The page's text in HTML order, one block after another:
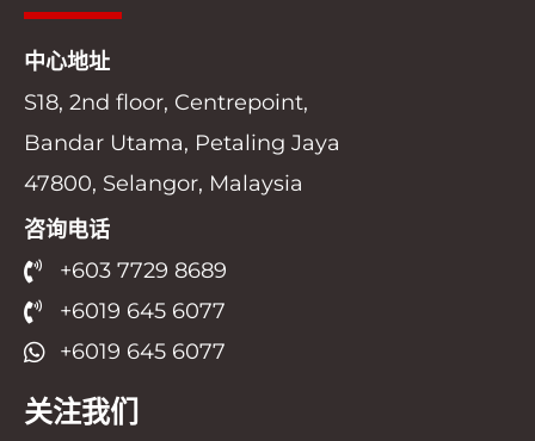
中心地址
S18, 2nd floor, Centrepoint,
Bandar Utama, Petaling Jaya
47800, Selangor, Malaysia
咨询电话
+603 7729 8689
+6019 645 6077
+6019 645 6077
关注我们